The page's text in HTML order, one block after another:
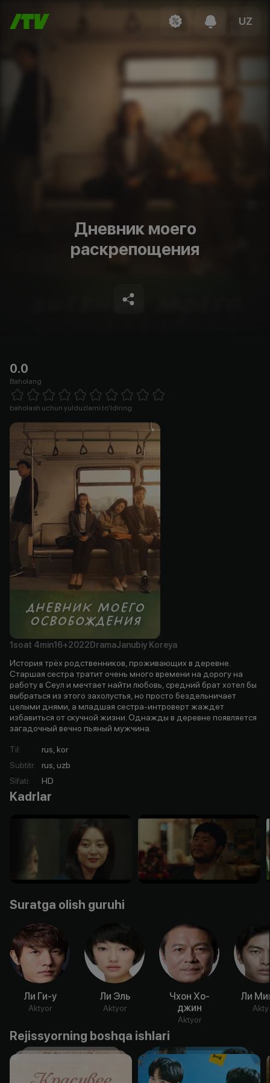
UZ
Дневник моего
раскрепощения
0.0
Baholang
1 Star 2 Stars 3 Stars 4 Stars5 Stars 6 Stars7 Stars8 Stars
baholash uchun yulduzlarni to'ldiring
1soat 4min16+2022 DramaJanubiy Koreya
История трёх родственников, проживающих в деревне.
Старшая сестра тратит очень много времени на дорогу на
работу в Сеул и мечтает найти любовь, средний брат хотел бы
выбраться из этого захолустья, но просто бездельничает
целыми днями, а младшая сестра-интроверт жаждет
избавиться от скучной жизни. Однажды в деревне появляется
загадочный вечно пьяный мужчина.
Til:
rus, kor
Subtitr:
rus, uzb
Sifati: HD
Kadrlar
Suratga olish guruhi
Ли Ги-у
Aktyor
Ли Эль
Aktyor
Чхон Хо-
джин
Aktyor
Ли
Rejissyorning boshqa ishlari